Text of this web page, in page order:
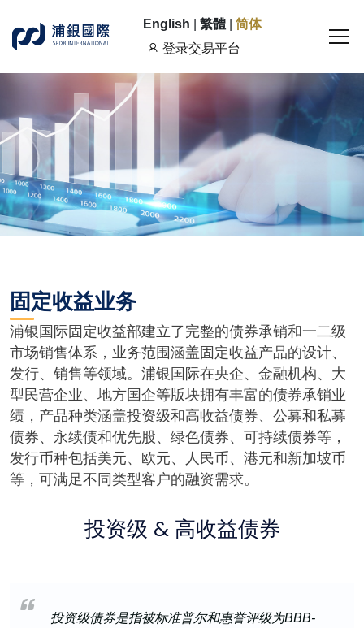
English 繁體
简体
登录交易平台
固定收益业务
浦银国际固定收益部建立了完整的债券承销和一二级
市场销售体系，业务范围涵盖固定收益产品的设计、
发行、销售等领域。浦银国际在央企、金融机构、大
型民营企业、地方国企等版块拥有丰富的债券承销业
绩，产品种类涵盖投资级和高收益债券、公募和私募
债券、永续债和优先股、绿色债券、可持续债券等，
发行币种包括美元、欧元、人民币、港元和新加坡币
等，可满足不同类型客户的融资需求。
投资级 & 高收益债券
投资级债券是指被标准普尔和惠誉评级为BBB-